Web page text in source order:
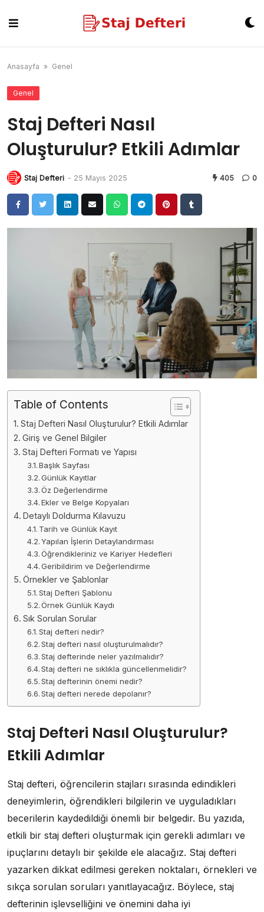
content
Anasayfa » Genel
Genel
Staj Defteri Nasıl
Oluşturulur? Etkili Adımlar
Staj Defteri - 25 Mayıs 2025 405 0
Table of Contents
Staj Defteri Nasıl Oluşturulur? Etkili Adımlar
Giriş ve Genel Bilgiler
Staj Defteri Formatı ve Yapısı
Başlık Sayfası
Günlük Kayıtlar
Öz Değerlendirme
Ekler ve Belge Kopyaları
Detaylı Doldurma Kılavuzu
Tarih ve Günlük Kayıt
Yapılan İşlerin Detaylandırması
Öğrendikleriniz ve Kariyer Hedefleri
Geribildirim ve Değerlendirme
Örnekler ve Şablonlar
Staj Defteri Şablonu
Örnek Günlük Kaydı
Sık Sorulan Sorular
Staj defteri nedir?
Staj defteri nasıl oluşturulmalıdır?
Staj defterinde neler yazılmalıdır?
Staj defteri ne sıklıkla güncellenmelidir?
Staj defterinin önemi nedir?
Staj defteri nerede depolanır?
Staj Defteri Nasıl Oluşturulur?
Etkili Adımlar
Staj defteri, öğrencilerin stajları sırasında edindikleri
deneyimlerin, öğrendikleri bilgilerin ve uyguladıkları
becerilerin kaydedildiği önemli bir belgedir. Bu yazıda,
etkili bir staj defteri oluşturmak için gerekli adımları ve
ipuçlarını detaylı bir şekilde ele alacağız. Staj defteri
yazarken dikkat edilmesi gereken noktaları, örnekleri ve
sıkça sorulan soruları yanıtlayacağız. Böylece, staj
defterinin işlevselliğini ve önemini daha iyi